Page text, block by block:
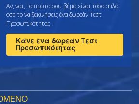
Αν, ναι, το πρώτο σου βήμα είναι τόσο απλό
όσο το να ξεκινήσεις ένα δωρεάν Τεστ
Προσωπικότητας.
Κάνε ένα δωρεάν Τεστ
Προσωπικότητας